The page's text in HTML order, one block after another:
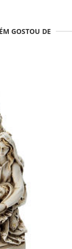
GOSTOU DE